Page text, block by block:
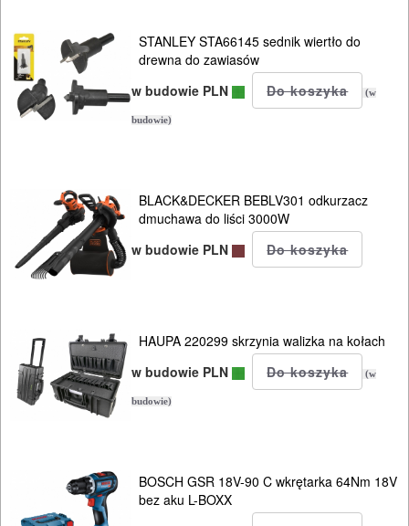
AGD
OGRODNICZE
NARZĘDZIA
PILARKI-
KOSY
MYJKI
CIŚNIENIOWE
STANLEY STA66145 sednik wiertło do
drewna do zawiasów
w budowie PLN
(w
budowie)
BLACK&DECKER BEBLV301 odkurzacz
dmuchawa do liści 3000W
w budowie PLN
HAUPA 220299 skrzynia walizka na kołach
w budowie PLN
(w
budowie)
BOSCH GSR 18V-90 C wkrętarka 64Nm 18V
bez aku L-BOXX